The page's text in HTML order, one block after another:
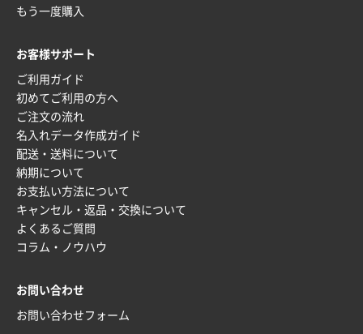
もう一度購入
お客様サポート
ご利用ガイド
初めてご利用の方へ
ご注文の流れ
名入れデータ作成ガイド
配送・送料について
納期について
お支払い方法について
キャンセル・返品・交換について
よくあるご質問
コラム・ノウハウ
お問い合わせ
お問い合わせフォーム